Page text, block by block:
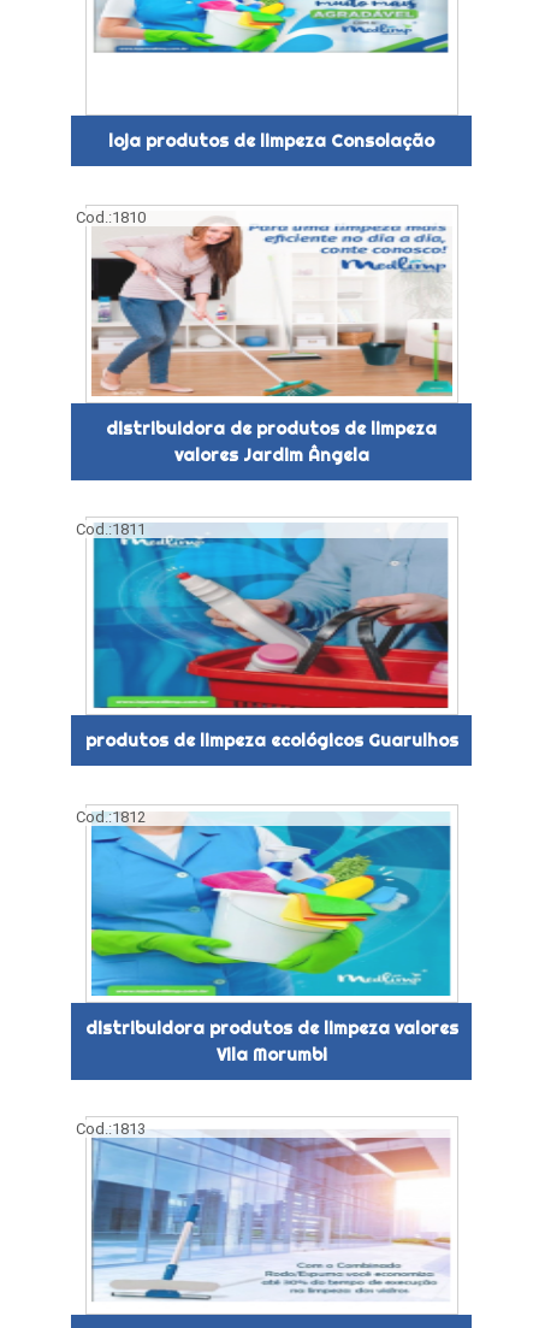
loja produtos de limpeza Consolação
Cod.:1810
distribuidora de produtos de limpeza
valores Jardim Ângela
Cod.:1811
produtos de limpeza ecológicos Guarulhos
Cod.:1812
distribuidora produtos de limpeza valores
Vila Morumbi
Cod.:1813